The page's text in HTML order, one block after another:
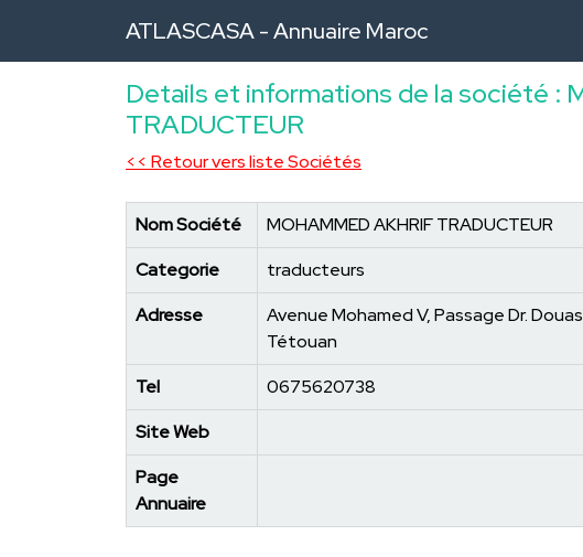
ATLASCASA -Annuaire Maroc
Details et informations de la société :
TRADUCTEUR
<< Retour vers liste Sociétés
Nom Société
MOHAMMED AKHRIF TRADUCTEUR
Categorie
traducteurs
Adresse
Avenue Mohamed V, Passage Dr.
Tétouan
Tel
0675620738
Site Web
Page
Annuaire